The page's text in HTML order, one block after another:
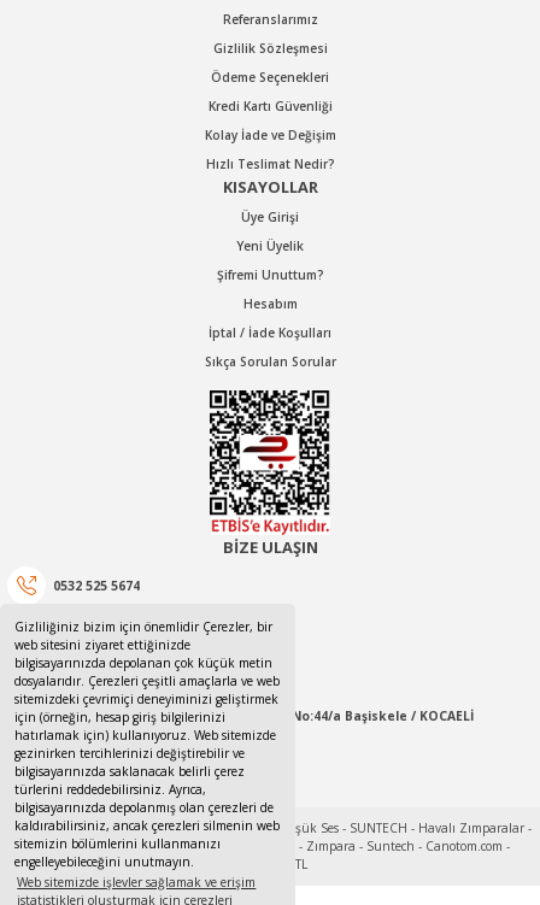
Gizliliğiniz bizim için önemlidir Çerezler, bir
web sitesini ziyaret ettiğinizde
bilgisayarınızda depolanan çok küçük metin
dosyalarıdır. Çerezleri çeşitli amaçlarla ve web
sitemizdeki çevrimiçi deneyiminizi geliştirmek
için (örneğin, hesap giriş bilgilerinizi
hatırlamak için) kullanıyoruz. Web sitemizde
gezinirken tercihlerinizi değiştirebilir ve
bilgisayarınızda saklanacak belirli çerez
türlerini reddedebilirsiniz. Ayrıca,
bilgisayarınızda depolanmış olan çerezleri de
kaldırabilirsiniz, ancak çerezleri silmenin web
sitemizin bölümlerini kullanmanızı
engelleyebileceğini unutmayın.
Web sitemizde işlevler sağlamak ve erişim
istatistikleri oluşturmak için çerezleriTek Tıkla Ödeme Kolaylığı
Referanslarımız
Gizlilik Sözleşmesi
Ödeme Seçenekleri
Kredi Kartı Güvenliği
Kolay İade ve Değişim
Hızlı Teslimat Nedir?
KISAYOLLAR
Üye Girişi
Yeni Üyelik
Şifremi Unuttum?
Hesabım
İptal / İade Koşulları
Sıkça Sorulan Sorular
BİZE ULAŞIN
0532 525 5674
0532 525 5674
canotom41@gmail.com
Yaylacık Mahallesi Mert İnan Sokak No:44/a Başiskele / KOCAELİ
09:00-18:00 Pazartesi / Cumartesi